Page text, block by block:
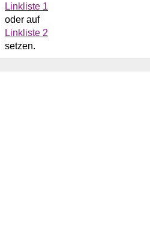
Linkliste 1
oder auf
Linkliste 2
setzen.